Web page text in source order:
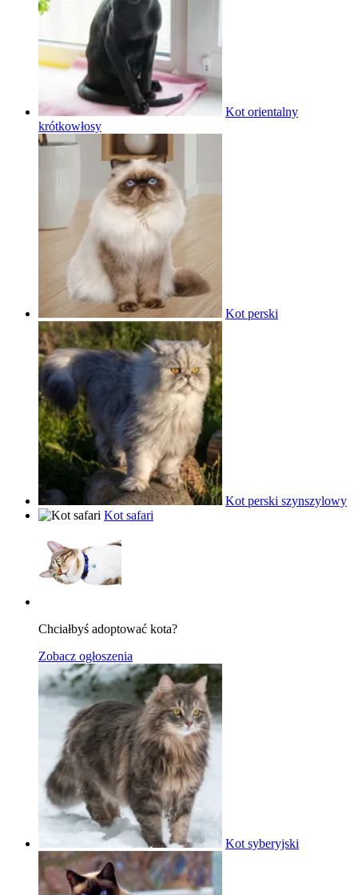
Kot orientalny
krótkowłosy
Kot perski
Kot perski szynszylowy
Kot safari
Chciałbyś adoptować kota?
Zobacz ogłoszenia
Kot syberyjski